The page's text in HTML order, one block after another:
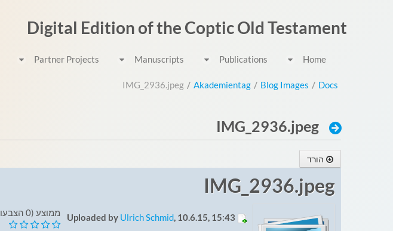
Digital Edition of the Coptic Old Testament
Home
Publications
Manuscripts
Partner Projects
Docs
/
Blog Images
/
Akademientag
/
IMG_2936.jpeg
IMG_2936.jpeg
הורד
IMG_2936.jpeg
Uploaded by Ulrich Schmid, 10.6.15, 15:43 ממוצע (0 הצבעות)